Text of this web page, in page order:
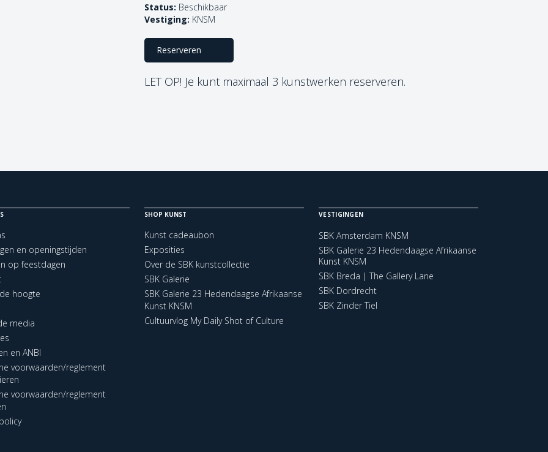
Status: Beschikbaar
Vestiging: KNSM
Reserveren
LET OP! Je kunt maximaal 3 kunstwerken reserveren.
en openingstijden
op feestdagen
hoogte
media
en ANBI
voorwaarden/reglement
voorwaarden/reglement
SHOP KUNST
Kunst cadeaubon
Exposities
Over de SBK kunstcollectie
SBK Galerie
SBK Galerie 23 Hedendaagse Afrikaanse
Kunst KNSM
Cultuurvlog My Daily Shot of Culture
VESTIGINGEN
SBK Amsterdam KNSM
SBK Galerie 23 Hedendaagse Afrikaanse
Kunst KNSM
SBK Breda | The Gallery Lane
SBK Dordrecht
SBK Zinder Tiel